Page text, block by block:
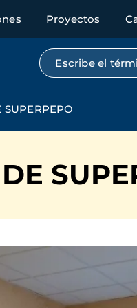
Proyectos
Búsqueda
SUPERPEPO